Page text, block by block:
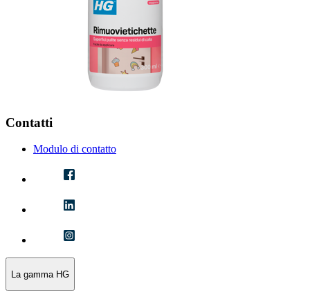
Contatti
Modulo di contatto
La gamma HG